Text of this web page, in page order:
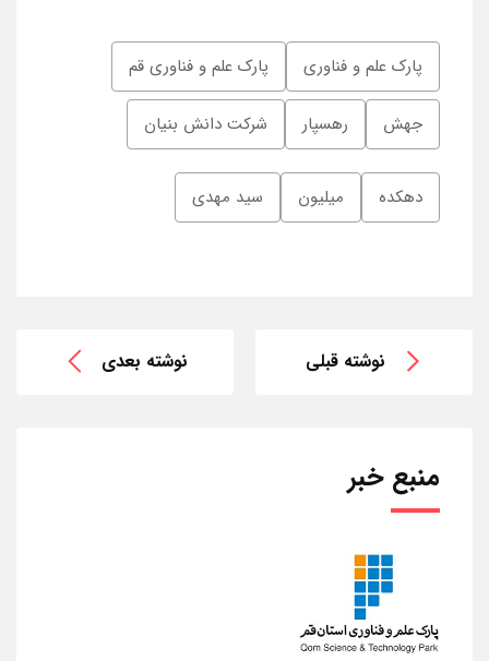
پارک علم و فناوری پارک علم و فناوری قم
جهش رهسپار شرکت دانش بنیان
دهکده میلیون سید مهدی
نوشته قبلی نوشته بعدی
منبع خبر